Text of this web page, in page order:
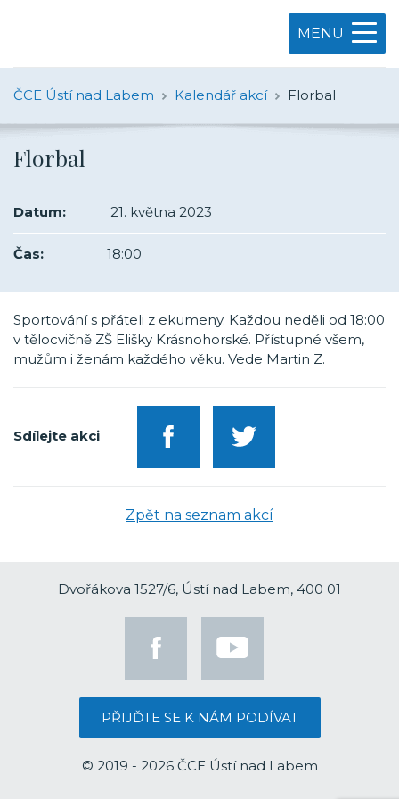
MENU
ČCE Ústí nad Labem Kalendář akcí Florbal
Florbal
Datum: 21. května 2023
Čas: 18:00
Sportování s přáteli z ekumeny. Každou neděli od 18:00
v tělocvičně ZŠ Elišky Krásnohorské. Přístupné všem,
mužům i ženám každého věku. Vede Martin Z.
Sdílejte akci
Zpět na seznam akcí
Dvořákova 1527/6, Ústí nad Labem, 400 01
PŘIJĎTE SE K NÁM PODÍVAT
© 2019 - 2026 ČCE Ústí nad Labem